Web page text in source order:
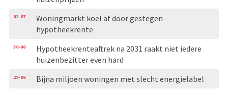
02-07
Woningmarkt koel af door gestegen
hypotheekrente
30-06
Hypotheekrenteaftrek na 2031 raakt niet iedere
huizenbezitter even hard
29-06 Bijna miljoen woningen met slecht energielabel